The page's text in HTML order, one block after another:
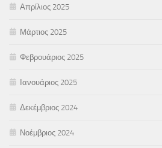
Απρίλιος 2025
Μάρτιος 2025
Φεβρουάριος 2025
Ιανουάριος 2025
Δεκέμβριος 2024
Νοέμβριος 2024